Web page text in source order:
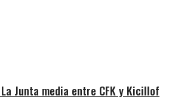
Junta media entre CFK y Kicillof